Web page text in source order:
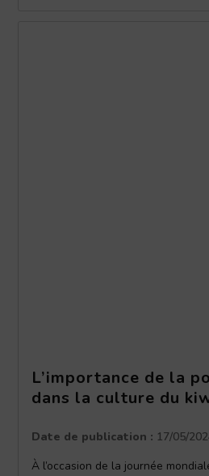
L’importance de la
dans la culture du
Date de publication : 17/05/
À l’occasion de la journée